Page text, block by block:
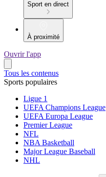
Sport en direct
À proximité
Ouvrir l'app
Tous les contenus
Sports populaires
Ligue 1
UEFA Champions League
UEFA Europa League
Premier League
NFL
NBA Basketball
Major League Baseball
NHL